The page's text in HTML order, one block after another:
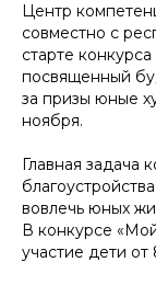
Центр
совместно с
старте
посвященный
за призы юные
ноября.
Главная задача
вовлечь юных
В конкурсе
участие дети от